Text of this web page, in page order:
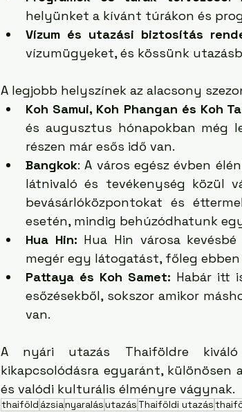
helyünket a kívánt túrákon és
Vízum és utazási biztosítás
vízumügyeket, és kössünk
A legjobb helyszínek az alacsony
Koh Samui, Koh Phangan és Koh
és augusztus hónapokban még
részen már esős idő van.
Bangkok: A város egész évben
látnivaló és tevékenység közül
bevásárlóközpontokat és
esetén, mindig behúzódhatunk
Hua Hin: Hua Hin városa
megér egy látogatást, főleg ebben
Pattaya és Koh Samet: Habár itt
esőzésekből, sokszor amikor
van.
A nyári utazás Thaiföldre
kikapcsolódásra egyaránt, különösen
és valódi kulturális élményre vágynak.
thaiföld ázsianyaralásutazás Thaiföldi utazás